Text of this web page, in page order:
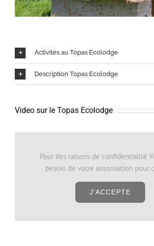
Activités au Topas Ecolodge
Description Topas Ecolodge
Video sur le Topas Ecolodge
Pour des raisons de confidentialité
besoin de votre autorisation pour
J'ACCEPTE